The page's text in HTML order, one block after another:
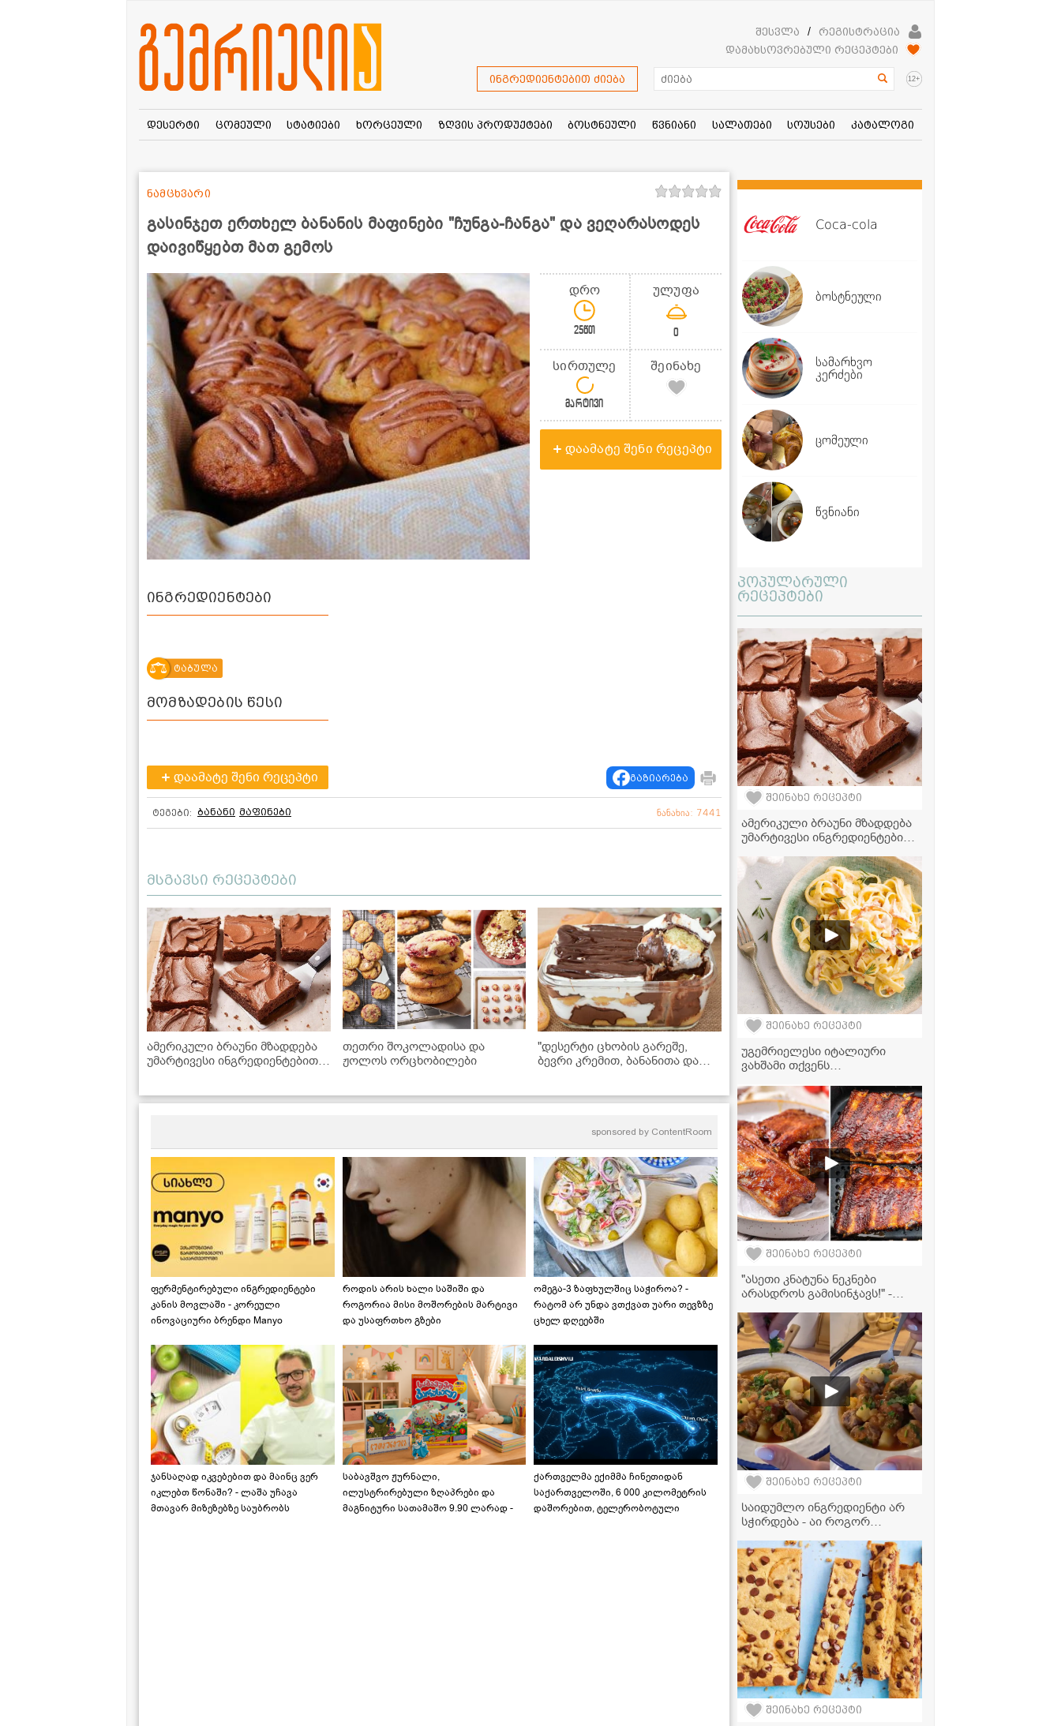
შესვლა /
რეგისტრაცია
დამახსოვრებული რეცეპტები
ინგრედიენტებით ძიება 12+
დესერტი ცომეული სტატიები ხორცეული ზღვის პროდუქტები ბოსტნეული წვნიანი სალათები სოუსები კატალოგი
გასინჯეთ ერთხელ ბანანის მაფინები "ჩუნგა-ჩანგა" და ვეღარასოდეს
დაივიწყებთ მათ გემოს
ნამცხვარი
დრო
25წთ
ულუფა
0
სირთულე
მარტივი
შეინახე
დაამატე შენი რეცეპტი
ინგრედიენტები
ტაბულა
მომზადების წესი
დაამატე შენი რეცეპტი გაზიარება
ტეგები: ბანანი მაფინები ნანახია: 7441
მსგავსი რეცეპტები
ამერიკული ბრაუნი მზადდება
უმარტივესი ინგრედიენტებით,
თეთრი შოკოლადისა და
ჟოლოს ორცხობილები
"დესერტი ცხობის გარეშე,
ბევრი კრემით, ბანანითა და
უგემრიელესი!" - ნამცხვრის
sponsored by ContentRoom
ფერმენტირებული ინგრედიენტები
კანის მოვლაში - კორეული
ინოვაციური ბრენდი Manyo
როდის არის ხალი საშიში და
როგორია მისი მოშორების მარტივი
და უსაფრთხო გზები
ომეგა-3 ზაფხულშიც საჭიროა? -
რატომ არ უნდა ვთქვათ უარი თევზზე
ცხელ დღეებში
ჯანსაღად იკვებებით და მაინც ვერ
იკლებთ წონაში? - ლაშა უჩავა
მთავარ მიზეზებზე საუბრობს
საბავშვო ჟურნალი,
ილუსტრირებული ზღაპრები და
მაგნიტური სათამაშო 9.90 ლარად -
ქართველმა ექიმმა ჩინეთიდან
საქართველოში, 6 000 კილომეტრის
დაშორებით, ტელერობოტული
Coca-cola
ბოსტნეული
სამარხვო
კერძები
ცომეული
წვნიანი
პოპულარული
რეცეპტები
შეინახე რეცეპტი
ამერიკული ბრაუნი მზადდება
უმარტივესი ინგრედიენტებით,
მოიპოვება სამზარეულოში
შეინახე რეცეპტი
უგემრიელესი იტალიური
ვახშამი თქვენს
რომელის მომზადებასაც
ოჯახის წევრები ყოველდღე
მოგთხოვენ
შეინახე რეცეპტი
"ასეთი კნატუნა ნეკნები
არასდროს გამისინჯავს!" -
აეროგრილში
შეინახე რეცეპტი
საიდუმლო ინგრედიენტი არ
სჭირდება - აი როგორ
და არომატული სოუზი,
რომელიც პირში დნება!
შეინახე რეცეპტი